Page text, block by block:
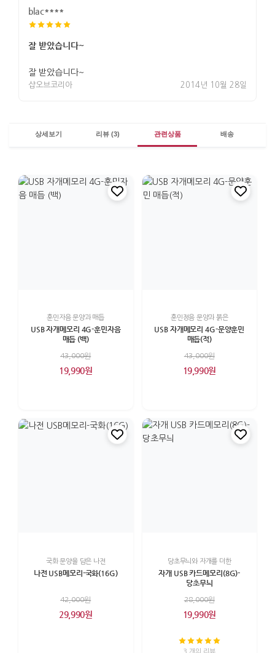
blac****
잘 받았습니다~
잘 받았습니다~
샵오브코리아 2014년 10월 28일
상세보기 리뷰 (3) 관련상품 배송
훈민자음 문양과 매듭
USB 자개메모리 4G-훈민자음
매듭 (백)
43,000원
19,990원
훈민정음 문양과 붉은
USB 자개메모리 4G-문양훈민
매듭(적)
43,000원
19,990원
국화 문양을 담은 나전
나전 USB메모리-국화(16G)
42,000원
29,990원
당초무늬와 자개를 더한
자개 USB 카드메모리(8G)-
당초무늬
28,000원
19,990원
3 개의 리뷰